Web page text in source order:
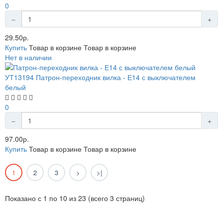
0
29.50р.
Купить Товар в корзине Товар в корзине
Нет в наличии
УТ13194 Патрон-переходник вилка - Е14 с выключателем
белый
0
97.00р.
Купить Товар в корзине Товар в корзине
1 2 3 > >|
Показано с 1 по 10 из 23 (всего 3 страниц)